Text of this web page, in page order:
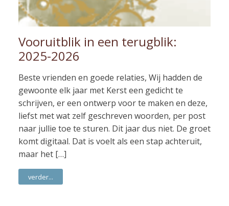
Vooruitblik in een terugblik:
2025-2026
Beste vrienden en goede relaties, Wij hadden de
gewoonte elk jaar met Kerst een gedicht te
schrijven, er een ontwerp voor te maken en deze,
liefst met wat zelf geschreven woorden, per post
naar jullie toe te sturen. Dit jaar dus niet. De groet
komt digitaal. Dat is voelt als een stap achteruit,
maar het […]
verder...